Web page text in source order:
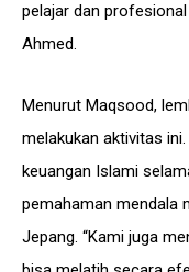
pelajar dan profesional
Ahmed.
Menurut Maqsood,
melakukan aktivitas
keuangan Islami
pemahaman mendala
Jepang. “Kami juga